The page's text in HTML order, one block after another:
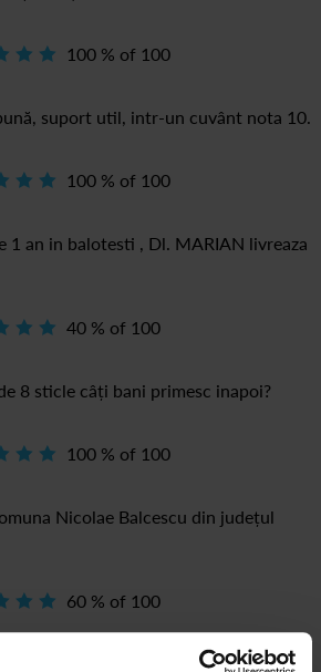
100 % of 100
suport util, intr-un cuvânt nota 10.
100 % of 100
1 an in balotesti , Dl. MARIAN livreaza
40 % of 100
8 sticle câți bani primesc inapoi?
100 % of 100
Nicolae Balcescu din județul
60 % of 100
mai plătesc sticlele, daca le returnez